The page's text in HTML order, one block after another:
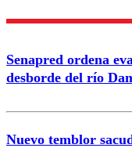
Correo
Senapred ordena
desborde del río
Nuevo temblor